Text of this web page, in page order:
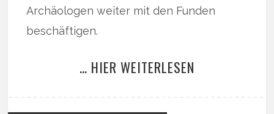
Archäologen weiter mit den Funden
beschäftigen.
… HIER WEITERLESEN